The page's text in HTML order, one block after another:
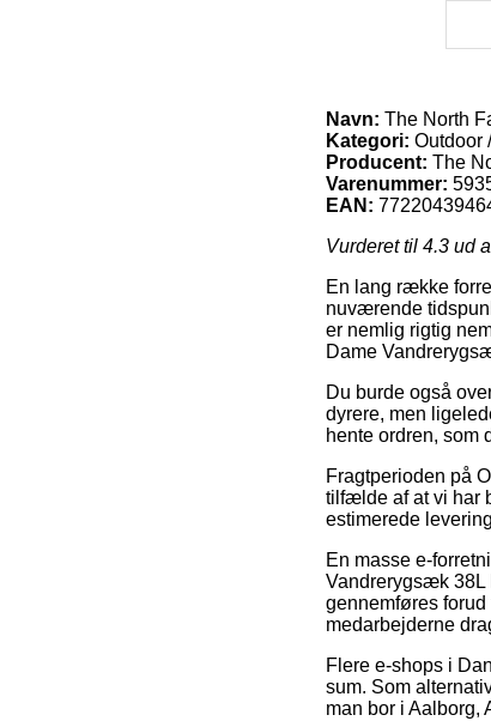
Navn: The North
Kategori: Outdoor
Producent: The
Varenummer:
EAN:
Vurderet til 4.3 ud
En lang række
nuværende
er nemlig rigtig
Dame
Du burde også
dyrere, men
hente ordren,
Fragtperioden på
tilfælde af at vi har
estimerede
En masse e-
Vandrerygsæk 38L
gennemføres
medarbejderne
Flere e-shops i
sum. Som
man bor i Aalborg,